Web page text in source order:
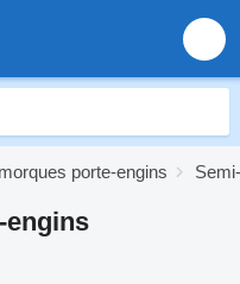
porte-engins
engins